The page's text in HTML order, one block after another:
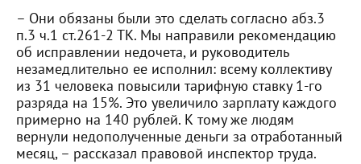
– Они обязаны были это сделать согласно абз.3
п.3 ч.1 ст.261-2 ТК. Мы направили рекомендацию
об исправлении недочета, и руководитель
незамедлительно ее исполнил: всему коллективу
из 31 человека повысили тарифную ставку 1-го
разряда на 15%. Это увеличило зарплату каждого
примерно на 140 рублей. К тому же людям
вернули недополученные деньги за отработанный
месяц, – рассказал правовой инспектор труда.